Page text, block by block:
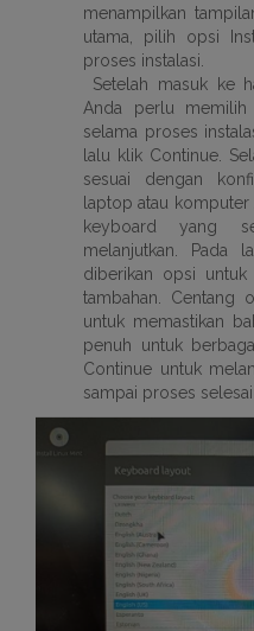
menampilkan
utama, pilih opsi
proses instalasi.
Setelah masuk ke
Anda perlu memilih
selama proses
lalu klik Continue.
sesuai dengan
laptop atau
keyboard yang
melanjutkan. Pada
diberikan opsi
tambahan. Centang
untuk memastikan
penuh untuk
Continue untuk
sampai proses selesai